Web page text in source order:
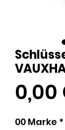
0,00
00 Marke *